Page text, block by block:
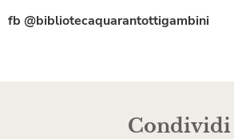
fb @bibliotecaquarantottigambini
Condividi